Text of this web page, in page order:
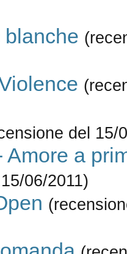
del 15/
Amore a
06/2011)